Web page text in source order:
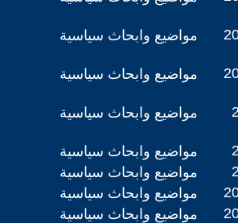
مواضيع وابحاث سياسية
مواضيع وابحاث سياسية
مواضيع وابحاث سياسية
مواضيع وابحاث سياسية
مواضيع وابحاث سياسية
مواضيع وابحاث سياسية
مواضيع وابحاث سياسية